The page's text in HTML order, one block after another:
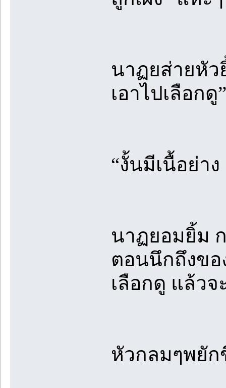
นาฏยส่ายหัว
เอาไปเลือกดู”
“งั้นมีเนื้อย่า
นาฏยอมยิ้ม
ตอนนึกถึงขอ
เลือกดู แล้วจ
หัวกลมๆพยัก